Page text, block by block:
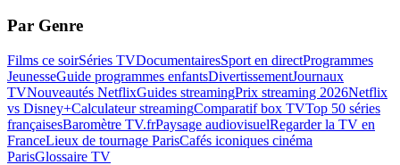
Par Genre
Films ce soirSéries TVDocumentairesSport en directProgrammes
JeunesseGuide programmes enfantsDivertissementJournaux
TVNouveautés NetflixGuides streamingPrix streaming 2026Netflix
vs Disney+Calculateur streamingComparatif box TVTop 50 séries
françaisesBaromètre TV.frPaysage audiovisuelRegarder la TV en
FranceLieux de tournage ParisCafés iconiques cinéma
ParisGlossaire TV